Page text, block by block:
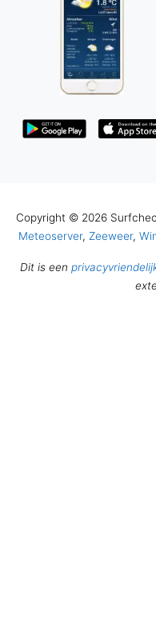
Copyright © 2026
Meteoserver, Zeeweer,
Dit is een